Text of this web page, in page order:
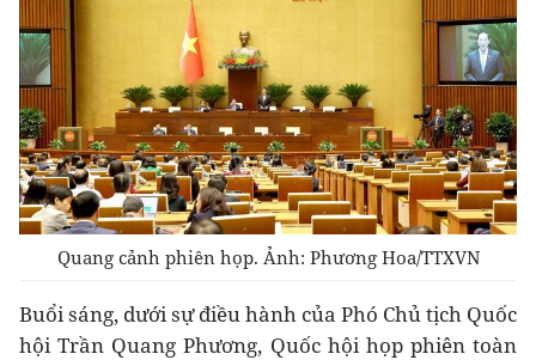
Quang cảnh phiên họp. Ảnh: Phương Hoa/TTXVN
Buổi sáng, dưới sự điều hành của Phó Chủ tịch Quốc
hội Trần Quang Phương, Quốc hội họp phiên toàn